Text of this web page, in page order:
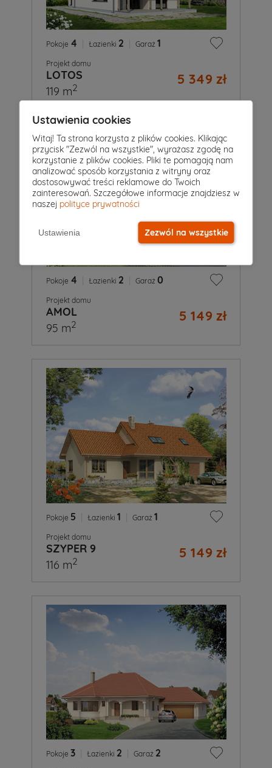
Pokoje 4 Łazienki 2 Garaż 1
Projekt domu
LOTOS 5 349 zł
119 m2
Pokoje 4 Łazienki 2 Garaż 0
Projekt domu
AMOL 5 149 zł
95 m2
Pokoje 5 Łazienki 1 Garaż 1
Projekt domu
SZYPER 9 5 149 zł
116 m2
Pokoje 3 Łazienki 2 Garaż 2
Ustawienia cookies
Witaj! Ta strona korzysta z plików cookies. Klikając
przycisk "Zezwól na wszystkie", wyrażasz zgodę na
korzystanie z plików cookies. Pliki te pomagają nam
analizować sposób korzystania z witryny oraz
dostosowywać treści reklamowe do Twoich
zainteresowań. Szczegółowe informacje znajdziesz w
naszej polityce prywatności
Ustawienia Zezwól na wszystkie